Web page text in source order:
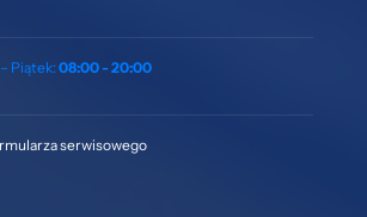
Piątek:08:00 - 20:00
serwisowego